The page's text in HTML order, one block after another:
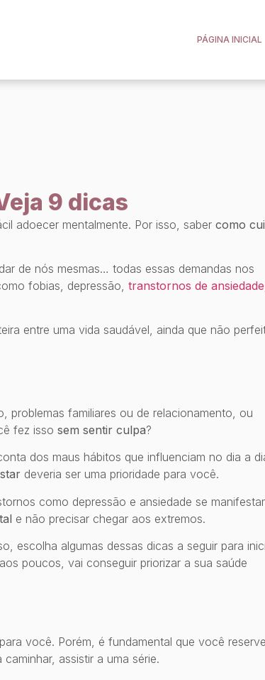
PÁGINA INICIAL
9 dicas
adoecer mentalmente. Por isso, saber como
de nós mesmas… todas essas demandas nos
fobias, depressão, transtornos de ansiedade
entre uma vida saudável, ainda que não
problemas familiares ou de relacionamento, ou
fez isso sem sentir culpa?
dos maus hábitos que influenciam no dia a
deveria ser uma prioridade para você.
como depressão e ansiedade se
e não precisar chegar aos extremos.
escolha algumas dessas dicas a seguir para
poucos, vai conseguir priorizar a sua saúde
você. Porém, é fundamental que você reserve
assistir a uma série.